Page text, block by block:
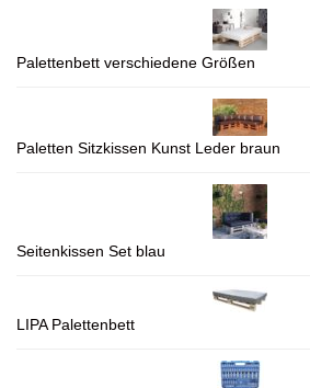
Palettenbett verschiedene Größen
Paletten Sitzkissen Kunst Leder braun
Seitenkissen Set blau
LIPA Palettenbett